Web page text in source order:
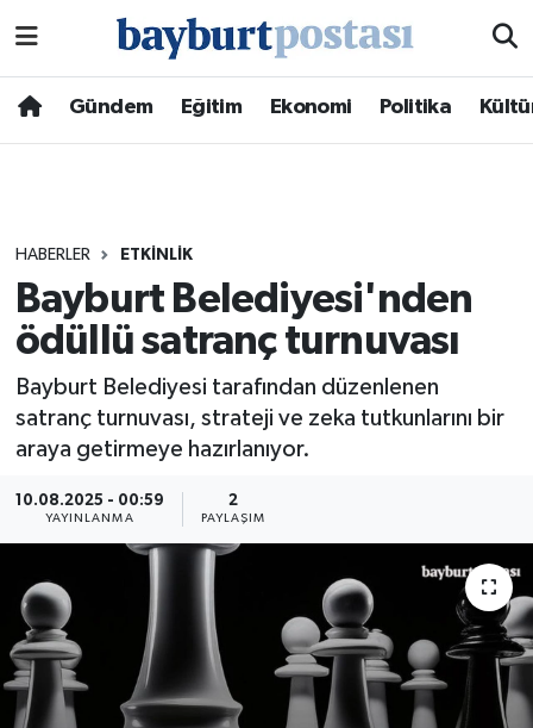
Gündem Eğitim Ekonomi Politika
HABERLER ETKINLIK
Bayburt Belediyesi'nden
ödüllü satranç turnuvası
Bayburt Belediyesi tarafından düzenlenen
satranç turnuvası, strateji ve zeka tutkunlarını bir
araya getirmeye hazırlanıyor.
10.08.2025 - 00:59
YAYINLANMA
2
PAYLAŞIM
Hava Durumu
Süper Lig Puan Durumu ve Fikstür
Tüm Manşetler
Son Dakika Haberleri
Haber Arşivi